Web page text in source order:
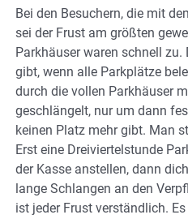
Bei den Besuchern, die mit
sei der Frust am größten
Parkhäuser waren schnell zu.
gibt, wenn alle Parkplätze
durch die vollen Parkhäuser
geschlängelt, nur um dann
keinen Platz mehr gibt. Man
Erst eine Dreiviertelstunde
der Kasse anstellen, dann
lange Schlangen an den
ist jeder Frust verständlich.